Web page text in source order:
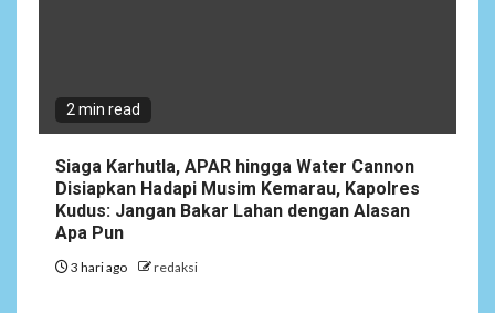
2 min read
Siaga Karhutla, APAR hingga Water Cannon
Disiapkan Hadapi Musim Kemarau, Kapolres
Kudus: Jangan Bakar Lahan dengan Alasan
Apa Pun
3 hari ago redaksi